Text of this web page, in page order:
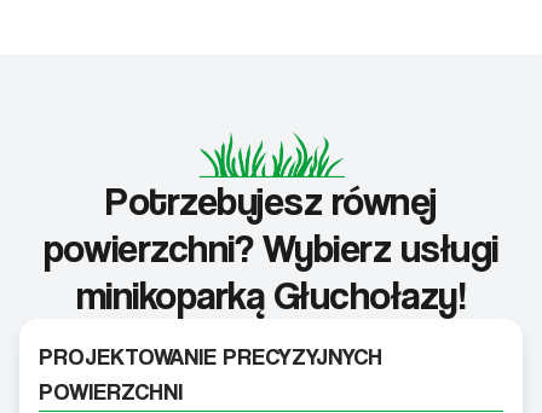
Potrzebujesz równej
powierzchni? Wybierz usługi
minikoparką Głuchołazy!
PROJEKTOWANIE PRECYZYJNYCH
POWIERZCHNI